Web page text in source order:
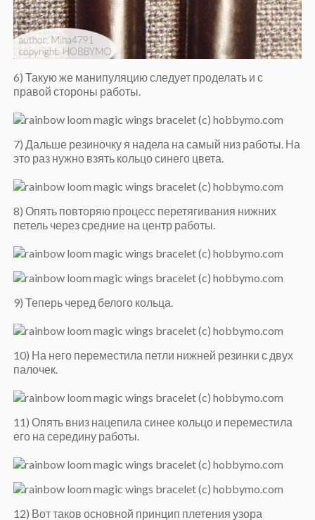
6) Такую же манипуляцию следует проделать и с
правой стороны работы.
7) Дальше резиночку я надела на самый низ работы. На
это раз нужно взять кольцо синего цвета.
8) Опять повторяю процесс перетягивания нижних
петель через средние на центр работы.
9) Теперь черед белого кольца.
10) На него переместила петли нижней резинки с двух
палочек.
11) Опять вниз нацепила синее кольцо и переместила
его на середину работы.
12) Вот таков основной принцип плетения узора